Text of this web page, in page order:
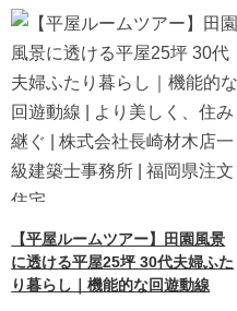
【平屋ルームツアー】田園風景
に透ける平屋25坪 30代夫婦ふた
り暮らし｜機能的な回遊動線